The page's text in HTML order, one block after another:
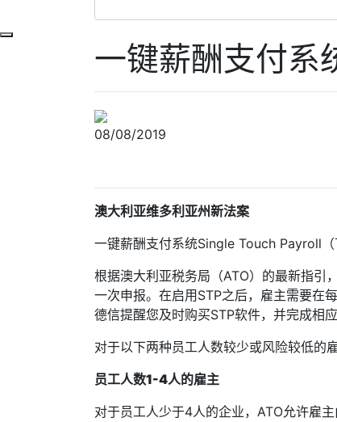
一键薪酬支付系
08/08/2019
澳大利亚维多利亚州新法案
一键薪酬支付系统Single Touch Payroll（
根据澳大利亚税务局（ATO）的最新指引
一次申报。在启用STP之后，雇主需要在
德信提醒您及时购买STP软件，并完成相
对于以下两种员工人数较少或风险较低的
员工人数1-4人的雇主
对于员工人少于4人的企业，ATO允许雇